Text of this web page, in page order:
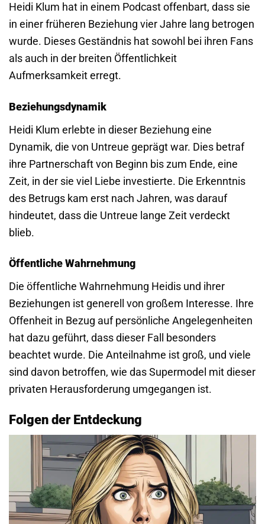
Heidi Klum hat in einem Podcast offenbart, dass sie
in einer früheren Beziehung vier Jahre lang betrogen
wurde. Dieses Geständnis hat sowohl bei ihren Fans
als auch in der breiten Öffentlichkeit
Aufmerksamkeit erregt.
Beziehungsdynamik
Heidi Klum erlebte in dieser Beziehung eine
Dynamik, die von Untreue geprägt war. Dies betraf
ihre Partnerschaft von Beginn bis zum Ende, eine
Zeit, in der sie viel Liebe investierte. Die Erkenntnis
des Betrugs kam erst nach Jahren, was darauf
hindeutet, dass die Untreue lange Zeit verdeckt
blieb.
Öffentliche Wahrnehmung
Die öffentliche Wahrnehmung Heidis und ihrer
Beziehungen ist generell von großem Interesse. Ihre
Offenheit in Bezug auf persönliche Angelegenheiten
hat dazu geführt, dass dieser Fall besonders
beachtet wurde. Die Anteilnahme ist groß, und viele
sind davon betroffen, wie das Supermodel mit dieser
privaten Herausforderung umgegangen ist.
Folgen der Entdeckung